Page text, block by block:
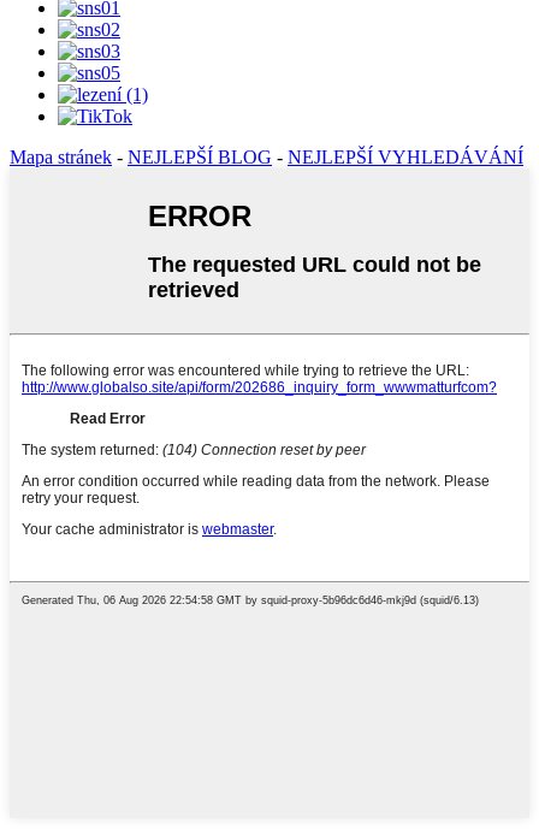
Mapa stránek - NEJLEPŠÍ BLOG - NEJLEPŠÍ VYHLEDÁVÁNÍ